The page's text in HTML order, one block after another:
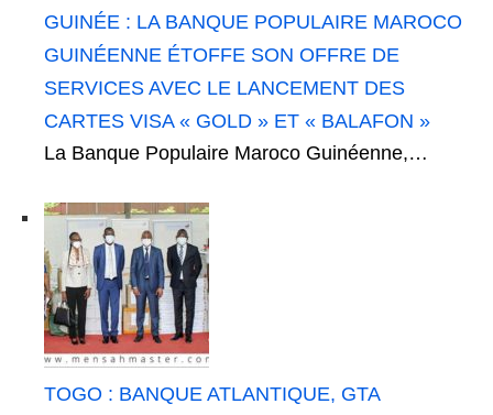
GUINÉE : LA BANQUE POPULAIRE MAROCO
GUINÉENNE ÉTOFFE SON OFFRE DE
SERVICES AVEC LE LANCEMENT DES
CARTES VISA « GOLD » ET « BALAFON »
La Banque Populaire Maroco Guinéenne,…
TOGO : BANQUE ATLANTIQUE, GTA